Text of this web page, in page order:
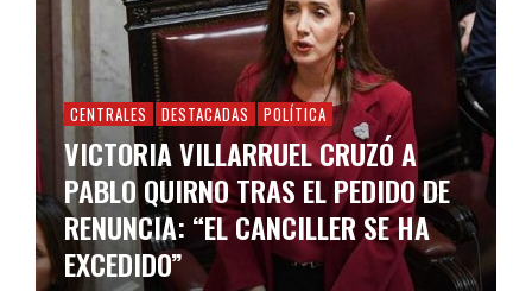
CENTRALES DESTACADAS POLÍTICA
VICTORIA VILLARRUEL CRUZÓ A
PABLO QUIRNO TRAS EL PEDIDO DE
RENUNCIA: “EL CANCILLER SE HA
EXCEDIDO”